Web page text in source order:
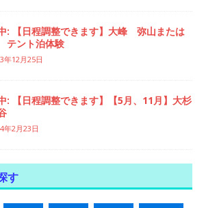
: 【日程調整できます】大峰 弥山または
ント泊体験
年12月25日
: 【日程調整できます】【5月、11月】大杉
年2月23日
す